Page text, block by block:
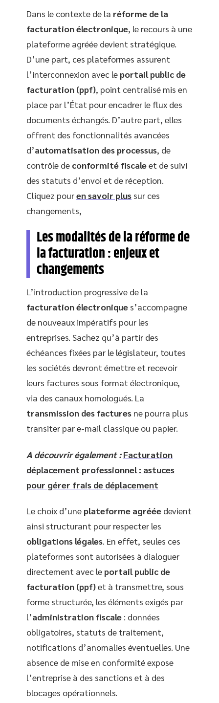
Dans le contexte de la réforme de la
facturation électronique, le recours à une
plateforme agréée devient stratégique.
D’une part, ces plateformes assurent
l’interconnexion avec le portail public de
facturation (ppf), point centralisé mis en
place par l’État pour encadrer le flux des
documents échangés. D’autre part, elles
offrent des fonctionnalités avancées
d’automatisation des processus, de
contrôle de conformité fiscaleet de suivi
des statuts d’envoi et de réception.
Cliquez pouren savoir plus sur ces
changements,
Les modalités de la réforme de
la facturation : enjeux et
changements
L’introduction progressive de la
facturation électronique s’accompagne
de nouveaux impératifs pour les
entreprises. Sachez qu’à partir des
échéances fixées par le législateur, toutes
les sociétés devront émettre et recevoir
leurs factures sous format électronique,
via des canaux homologués. La
transmission des factures ne pourra plus
transiter par e-mail classique ou papier.
A découvrir également : Facturation
déplacement professionnel : astuces
pour gérer frais de déplacement
Le choix d’une plateforme agréée devient
ainsi structurant pour respecter les
obligations légales. En effet, seules ces
plateformes sont autorisées à dialoguer
directement avec le portail public de
facturation (ppf)et à transmettre, sous
forme structurée, les éléments exigés par
l’administration fiscale : données
obligatoires, statuts de traitement,
notifications d’anomalies éventuelles. Une
absence de mise en conformité expose
l’entreprise à des sanctions et à des
blocages opérationnels.